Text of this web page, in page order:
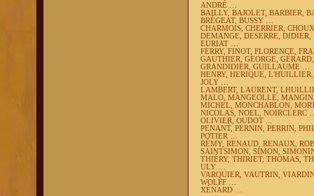
ANDRÉ …
BAILLY, BAJOLET, BARBIER,
BRÉGEAT, BUSSY …
CHARMOIS, CHERRIER,
DEMANGE, DESERRE,
EURIAT …
FERRY, FINOT, FLORENCE,
GAUTHIER, GEORGE,
GRANDIDIER, GUILLAUME …
HENRY, HERIQUE,
JOLY …
LAMBERT, LAURENT,
MALO, MANGEOLLE,
MICHEL, MONCHABLON,
NICOLAS, NOEL, NOIRCLERC
OLIVIER, OUDOT ...
PENANT, PERNIN, PERRIN,
POTIER …
RÉMY, RENAUD, RENAUX,
SAINTSIMON, SIMON,
THIÉRY, THIRIET, THOMAS,
ULY …
VARQUIER, VAUTRIN,
WOLFF …
XÉNARD …